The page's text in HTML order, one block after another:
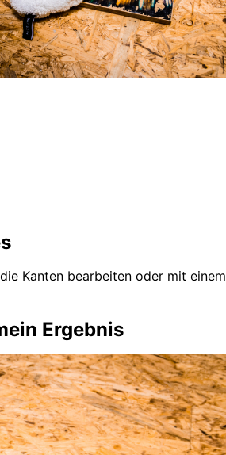
Kanten bearbeiten oder mit einem
Ergebnis